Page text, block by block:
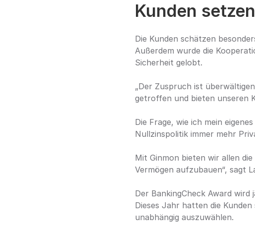
Kunden
Die Kunden schätzen
Außerdem wurde die
Sicherheit gelobt.
„Der Zuspruch ist
getroffen und bieten unseren
Die Frage, wie ich mein
Nullzinspolitik immer mehr
Mit Ginmon bieten wir allen
Vermögen aufzubauen“, sagt
Der BankingCheck Award wird
Dieses Jahr hatten die
unabhängig auszuwählen.